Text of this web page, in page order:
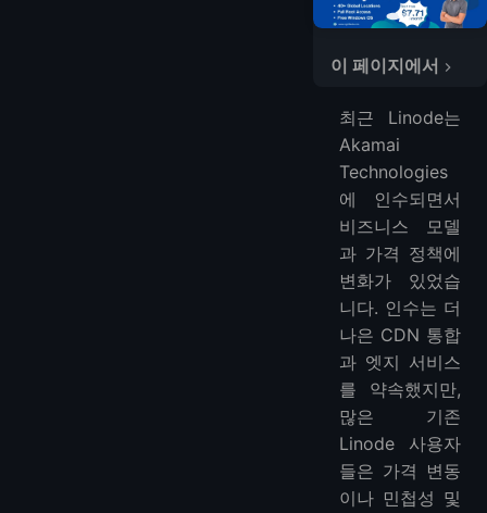
이 페이지에서
1. DigitalOcean
2. Vultr
3. LightNode
4. Kamatera
5. Hetzner
6. UpCloud
7. OVHcloud
8. Contabo
10. Cloudways
🧠 마무리 생각
최근 Linode는
Akamai
Technologies
에 인수되면서
비즈니스 모델
과 가격 정책에
변화가 있었습
니다. 인수는 더
나은 CDN 통합
과 엣지 서비스
를 약속했지만,
많은 기존
Linode 사용자
들은 가격 변동
이나 민첩성 및